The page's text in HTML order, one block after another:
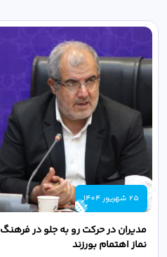
25 شهریور 1404
مدیران در حرکت رو به جلو در فرهنگ
نماز اهتمام بورزند